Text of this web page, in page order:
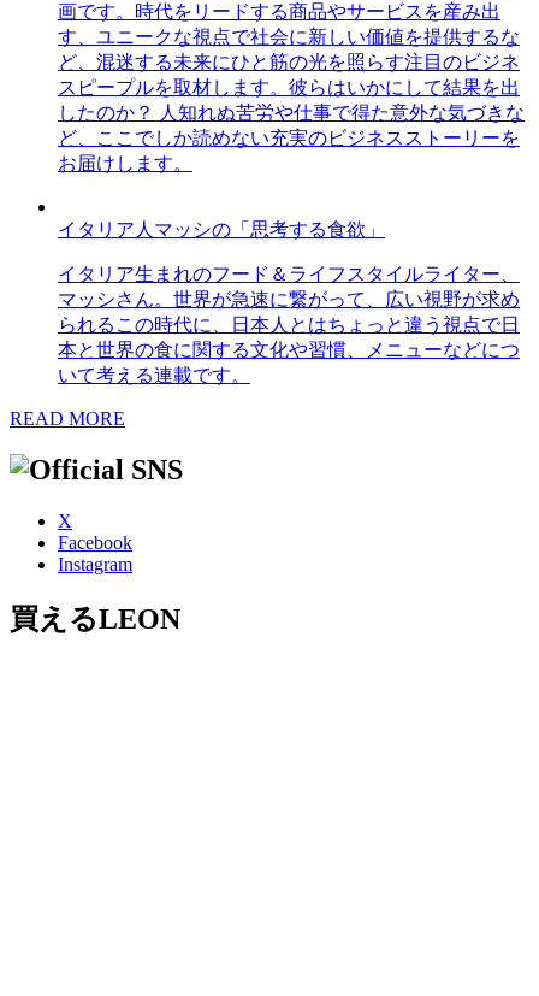
画です。時代をリードする商品やサービスを産み出
す、ユニークな視点で社会に新しい価値を提供するな
ど、混迷する未来にひと筋の光を照らす注目のビジネ
スピープルを取材します。彼らはいかにして結果を出
したのか？ 人知れぬ苦労や仕事で得た意外な気づきな
ど、ここでしか読めない充実のビジネスストーリーを
お届けします。
イタリア人マッシの「思考する食欲」
イタリア生まれのフード＆ライフスタイルライター、
マッシさん。世界が急速に繋がって、広い視野が求め
られるこの時代に、日本人とはちょっと違う視点で日
本と世界の食に関する文化や習慣、メニューなどにつ
いて考える連載です。
READ MORE
X
Facebook
Instagram
買えるLEON